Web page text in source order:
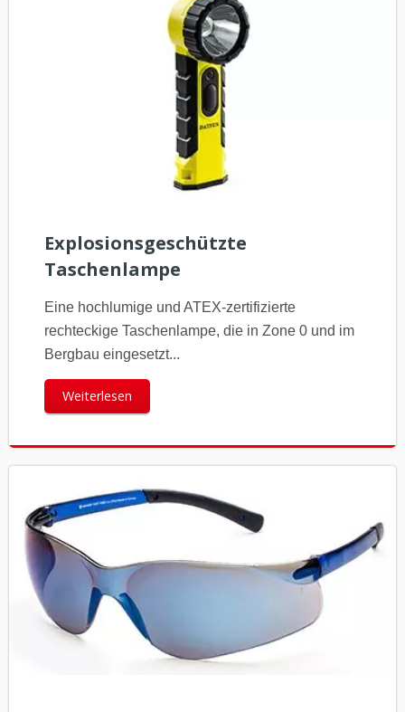
Explosionsgeschützte
Taschenlampe
Eine hochlumige und ATEX-zertifizierte
rechteckige Taschenlampe, die in Zone 0 und im
Bergbau eingesetzt...
Weiterlesen